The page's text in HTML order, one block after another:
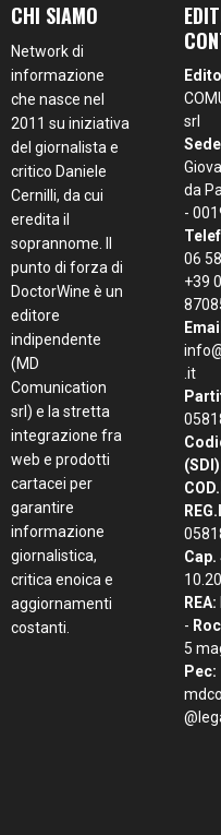
CHI SIAMO
Network di
informazione
che nasce nel
2011 su iniziativa
del giornalista e
critico Daniele
Cernilli, da cui
eredita il
soprannome. Il
punto di forza di
DoctorWine è un
editore
indipendente
(MD
Comunication
srl) e la stretta
integrazione fra
web e prodotti
cartacei per
garantire
informazione
giornalistica,
critica enoica e
aggiornamenti
costanti.
srl
da
-
06
+39
.it
REA:
-
5
Pec: